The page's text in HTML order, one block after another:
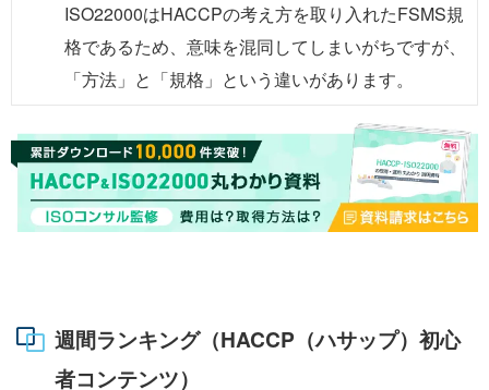
ISO22000はHACCPの考え方を取り入れたFSMS規
格であるため、意味を混同してしまいがちですが、
「方法」と「規格」という違いがあります。
週間ランキング（HACCP（ハサップ）初心
者コンテンツ）